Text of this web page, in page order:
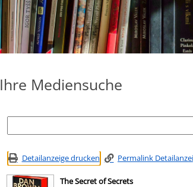
Ihre Mediensuche
Detailanzeige drucken Permalink
The Secret of Secrets